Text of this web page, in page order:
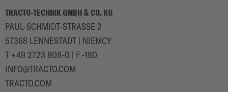
ZASTOSOWANIA
TRACTO-TECHNIK GMBH & CO. KG
PAUL-SCHMIDT-STRASSE 2
57368 LENNESTADT | NIEMCY
T +49 2723 808-0 | F -180
INFO@TRACTO.COM
TRACTO.COM